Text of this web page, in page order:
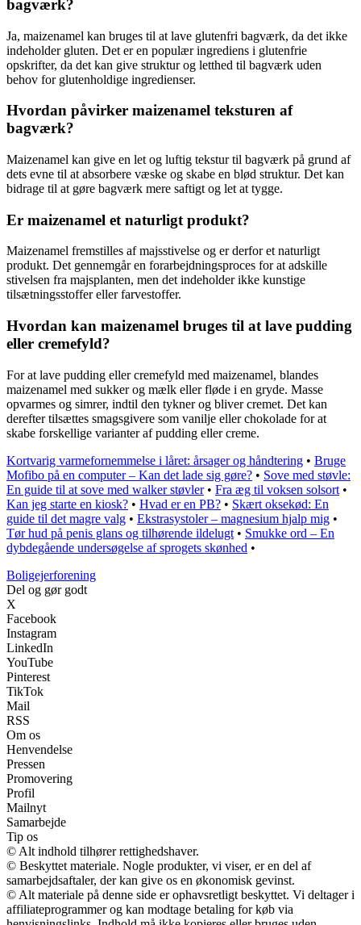
bagværk?
Ja, maizenamel kan bruges til at lave glutenfri bagværk, da det ikke
indeholder gluten. Det er en populær ingrediens i glutenfrie
opskrifter, da det kan give struktur og letthed til bagværk uden
behov for glutenholdige ingredienser.
Hvordan påvirker maizenamel teksturen af
bagværk?
Maizenamel kan give en let og luftig tekstur til bagværk på grund af
dets evne til at absorbere væske og skabe en blød struktur. Det kan
bidrage til at gøre bagværk mere saftigt og let at tygge.
Er maizenamel et naturligt produkt?
Maizenamel fremstilles af majsstivelse og er derfor et naturligt
produkt. Det gennemgår en forarbejdningsproces for at adskille
stivelsen fra majsplanten, men det indeholder ikke kunstige
tilsætningsstoffer eller farvestoffer.
Hvordan kan maizenamel bruges til at lave pudding
eller cremefyld?
For at lave pudding eller cremefyld med maizenamel, blandes
maizenamel med sukker og mælk eller fløde i en gryde. Masse
opvarmes og simrer, indtil den tykner og bliver cremet. Det kan
derefter tilsættes smagsgivere som vanilje eller chokolade for at
skabe forskellige varianter af pudding eller creme.
Kortvarig varmefornemmelse i låret: årsager og håndtering • Bruge
Mofibo på en computer – Kan det lade sig gøre? • Sove med støvle:
En guide til at sove med walker støvler• Fra æg til voksen solsort •
Kan jeg starte en kiosk? • Hvad er en PB? • Skært oksekød: En
guide til det magre valg • Ekstrasystoler – magnesium hjalp mig •
Tør hud på penis glans og tilhørende ildelugt • Smukke ord – En
dybdegående undersøgelse af sprogets skønhed •
Boligejerforening
Del og gør godt
X
Facebook
Instagram
LinkedIn
YouTube
Pinterest
TikTok
Mail
RSS
Om os
Henvendelse
Pressen
Promovering
Profil
Mailnyt
Samarbejde
Tip os
© Alt indhold tilhører rettighedshaver.
© Beskyttet materiale. Nogle produkter, vi viser, er en del af
samarbejdsaftaler, der kan give os en økonomisk gevinst.
© Alt materiale på denne side er ophavsretligt beskyttet. Vi deltager i
affiliateprogrammer og kan modtage betaling for køb via